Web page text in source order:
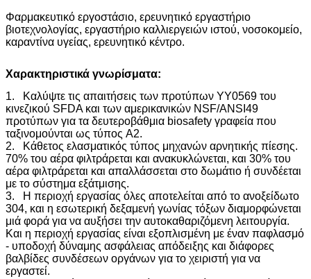
Φαρμακευτικό εργοστάσιο, ερευνητικό εργαστήριο
βιοτεχνολογίας, εργαστήριο καλλιεργειών ιστού, νοσοκομείο,
καραντίνα υγείας, ερευνητικό κέντρο.
Χαρακτηριστικά γνωρίσματα:
1. Καλύψτε τις απαιτήσεις των προτύπων YY0569 του
κινεζικού SFDA και των αμερικανικών NSF/ANSI49
προτύπων για τα δευτεροβάθμια biosafety γραφεία που
ταξινομούνται ως τύπος A2.
2. Κάθετος ελασματικός τύπος μηχανών αρνητικής πίεσης.
70% του αέρα φιλτράρεται και ανακυκλώνεται, και 30% του
αέρα φιλτράρεται και απαλλάσσεται στο δωμάτιο ή συνδέεται
με το σύστημα εξάτμισης.
3. Η περιοχή εργασίας όλες αποτελείται από το ανοξείδωτο
304, και η εσωτερική δεξαμενή γωνίας τόξων διαμορφώνεται
μιά φορά για να αυξήσει την αυτοκαθαριζόμενη λειτουργία.
Και η περιοχή εργασίας είναι εξοπλισμένη με έναν παφλασμό
- υποδοχή δύναμης ασφάλειας απόδειξης και διάφορες
βαλβίδες συνδέσεων οργάνων για το χειριστή για να
εργαστεί.